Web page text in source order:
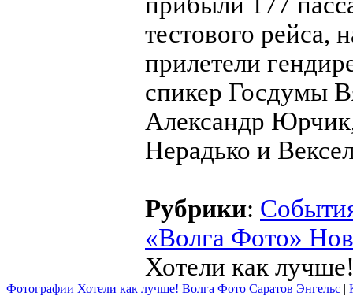
тестового рейса,
прилетели
спикер Госдумы
Александр
Нерадько и
Рубрики:
«Волга Фото»
Хотели как
Фотографии Хотели как лучше! Волга Фото Саратов Энгельс |